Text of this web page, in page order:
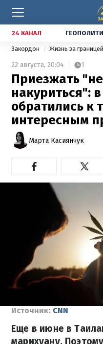
24 КАНАЛ
Закордон Жизнь за границей
22 августа, 20:04 1
Приезжать
накуриться":
обратились к
интересным
Марта Касиянчук
Источник: CNN
Еще в июне в
марихуану.